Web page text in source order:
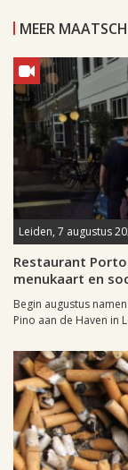
MEER
Leiden, 7 augustus
Restaurant
menukaart en
Begin augustus
Pino aan de Haven in